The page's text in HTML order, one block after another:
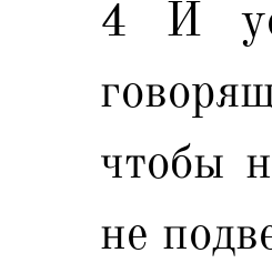
4 И
чтобы
не